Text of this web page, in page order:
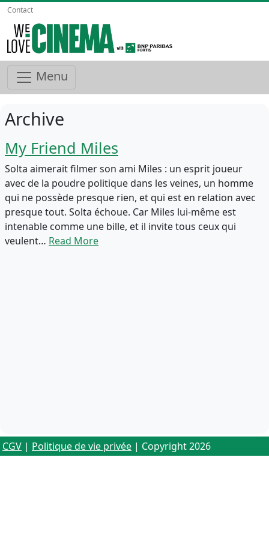
Contact
Menu
Archive
My Friend Miles
Solta aimerait filmer son ami Miles : un esprit joueur
avec de la poudre politique dans les veines, un homme
qui ne possède presque rien, et qui est en relation avec
presque tout. Solta échoue. Car Miles lui-même est
intenable comme une bille, et il invite tous ceux qui
veulent… Read More
CGV | Politique de vie privée | Copyright 2026